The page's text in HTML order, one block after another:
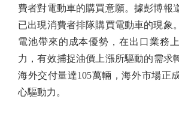
費者對電動車的購買意願。據彭博報
已出現消費者排隊購買電動車的現象
電池帶來的成本優勢，在出口業務
力，有效捕捉油價上漲所驅動的需求
海外交付量達105萬輛，海外市場正
心驅動力。